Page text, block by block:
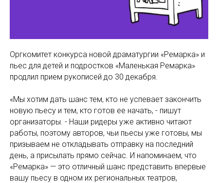
Оргкомитет конкурса новой драматургии «Ремарка» и
пьес для детей и подростков «Маленькая Ремарка»
продлил прием рукописей до 30 декабря.
«Мы хотим дать шанс тем, кто не успевает закончить
новую пьесу и тем, кто готов ее начать, - пишут
организаторы. - Наши ридеры уже активно читают
работы, поэтому авторов, чьи пьесы уже готовы, мы
призываем не откладывать отправку на последний
день, а присылать прямо сейчас. И напоминаем, что
«Ремарка» — это отличный шанс представить впервые
вашу пьесу в одном их региональных театров,